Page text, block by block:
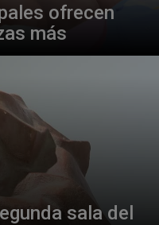
ofrecen
más
sala del